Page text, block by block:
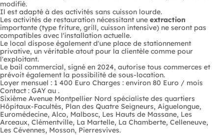
modifié.
Il est adapté à des activités sans cuisson lourde.
Les activités de restauration nécessitant une extraction
importante (type friture, grill, cuisson intensive) ne seront pas
compatibles avec l'installation actuelle.
Le local dispose également d'une place de stationnement
privative, un véritable atout pour la clientèle comme pour
l'exploitant.
Le bail commercial, signé en 2024, autorise tous commerces et
prévoit également la possibilité de sous-location.
Loyer mensuel : 1 400 Euro Charges : environ 80 Euro / mois
Contact : GAY au .
Sixième Avenue Montpellier Nord spécialiste des quartiers
Hôpitaux-Facultés, Plan des Quatre Seigneurs, Aiguelongue,
Euromédecine, Alco, Malbosc, Les Hauts de Massane, Les
Arceaux, Clémentville, La Martelle, La Chamberte, Celleneuve,
Les Cévennes, Mosson, Pierresvives.